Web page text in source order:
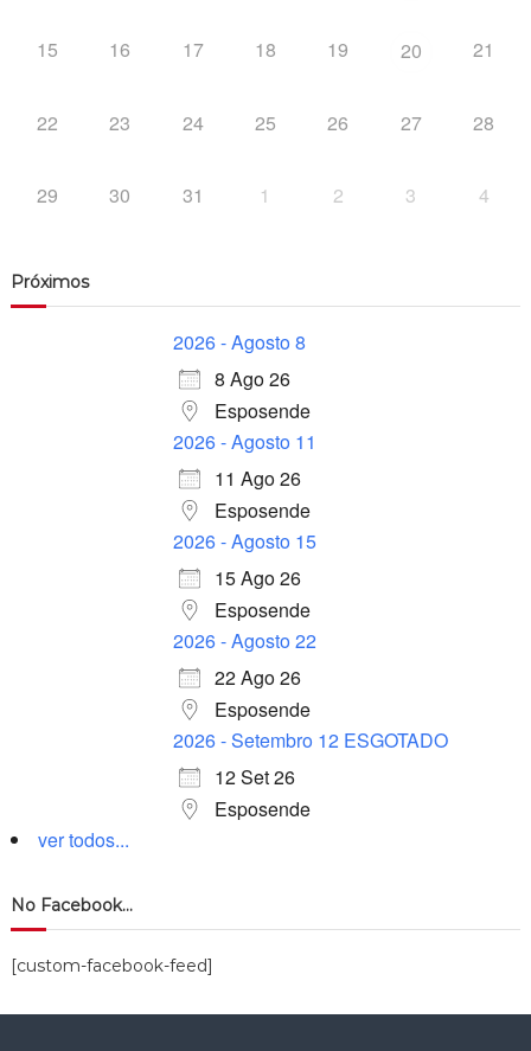
15 16 17 18 19 20 21
22 23 24 25 26 27 28
29 30 31 1 2 3 4
Próximos
2026 - Agosto 8
8 Ago 26
Esposende
2026 - Agosto 11
11 Ago 26
Esposende
2026 - Agosto 15
15 Ago 26
Esposende
2026 - Agosto 22
22 Ago 26
Esposende
2026 - Setembro 12 ESGOTADO
12 Set 26
Esposende
ver todos...
No Facebook…
[custom-facebook-feed]